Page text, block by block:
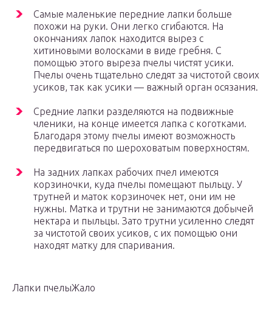
Самые маленькие передние лапки больше
похожи на руки. Они легко сгибаются. На
окончаниях лапок находится вырез с
хитиновыми волосками в виде гребня. С
помощью этого выреза пчелы чистят усики.
Пчелы очень тщательно следят за чистотой своих
усиков, так как усики — важный орган осязания.
Средние лапки разделяются на подвижные
членики, на конце имеется лапка с коготками.
Благодаря этому пчелы имеют возможность
передвигаться по шероховатым поверхностям.
На задних лапках рабочих пчел имеются
корзиночки, куда пчелы помещают пыльцу. У
трутней и маток корзиночек нет, они им не
нужны. Матка и трутни не занимаются добычей
нектара и пыльцы. Зато трутни усиленно следят
за чистотой своих усиков, с их помощью они
находят матку для спаривания.
Лапки пчелыЖало